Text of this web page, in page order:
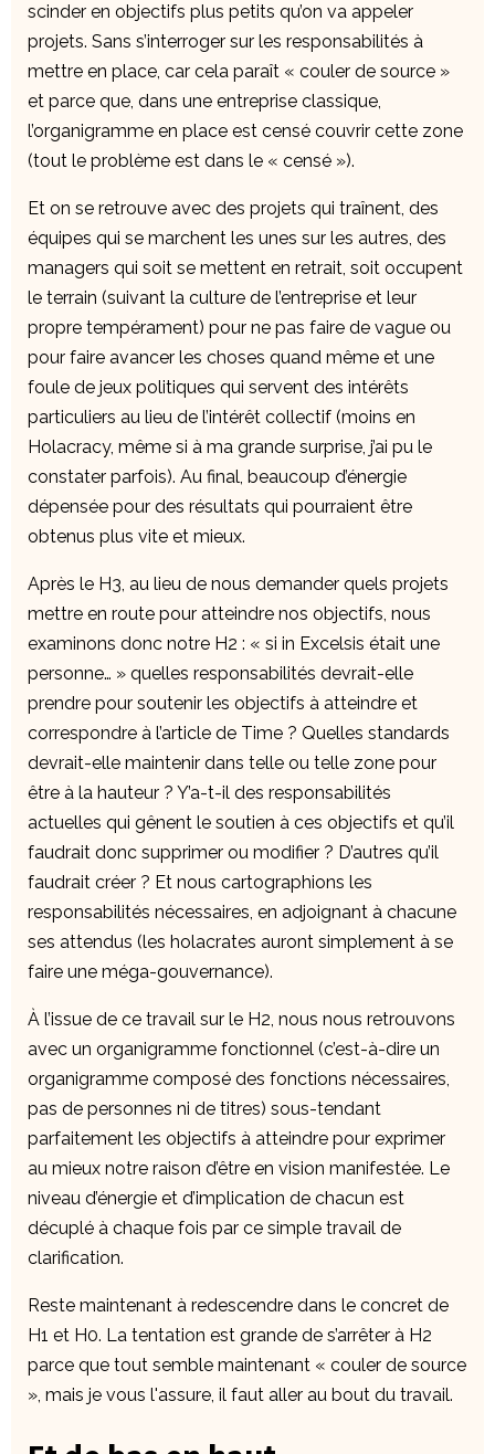
scinder en objectifs plus petits qu’on va appeler
projets. Sans s’interroger sur les responsabilités à
mettre en place, car cela paraît « couler de source »
et parce que, dans une entreprise classique,
l’organigramme en place est censé couvrir cette zone
(tout le problème est dans le « censé »).
Et on se retrouve avec des projets qui traînent, des
équipes qui se marchent les unes sur les autres, des
managers qui soit se mettent en retrait, soit occupent
le terrain (suivant la culture de l’entreprise et leur
propre tempérament) pour ne pas faire de vague ou
pour faire avancer les choses quand même et une
foule de jeux politiques qui servent des intérêts
particuliers au lieu de l’intérêt collectif (moins en
Holacracy, même si à ma grande surprise, j’ai pu le
constater parfois). Au final, beaucoup d’énergie
dépensée pour des résultats qui pourraient être
obtenus plus vite et mieux.
Après le H3, au lieu de nous demander quels projets
mettre en route pour atteindre nos objectifs, nous
examinons donc notre H2 : « si in Excelsis était une
personne… » quelles responsabilités devrait-elle
prendre pour soutenir les objectifs à atteindre et
correspondre à l’article de Time ? Quelles standards
devrait-elle maintenir dans telle ou telle zone pour
être à la hauteur ? Y’a-t-il des responsabilités
actuelles qui gênent le soutien à ces objectifs et qu’il
faudrait donc supprimer ou modifier ? D’autres qu’il
faudrait créer ? Et nous cartographions les
responsabilités nécessaires, en adjoignant à chacune
ses attendus (les holacrates auront simplement à se
faire une méga-gouvernance).
À l’issue de ce travail sur le H2, nous nous retrouvons
avec un organigramme fonctionnel (c’est-à-dire un
organigramme composé des fonctions nécessaires,
pas de personnes ni de titres) sous-tendant
parfaitement les objectifs à atteindre pour exprimer
au mieux notre raison d’être en vision manifestée. Le
niveau d’énergie et d’implication de chacun est
décuplé à chaque fois par ce simple travail de
clarification.
Reste maintenant à redescendre dans le concret de
H1 et H0. La tentation est grande de s’arrêter à H2
parce que tout semble maintenant « couler de source
», mais je vous l'assure, il faut aller au bout du travail.